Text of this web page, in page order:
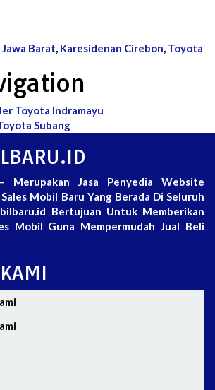
Jawa Barat, Karesidenan Cirebon, Toyota
Toyota Indramayu
Subang
Merupakan Jasa Penyedia Website
Mobil Baru Yang Berada Di Seluruh
Bertujuan Untuk Memberikan
Mobil Guna Mempermudah Jual Beli